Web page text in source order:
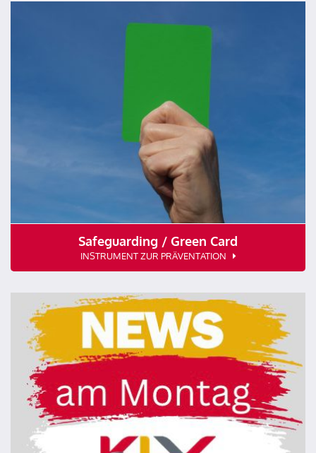
Safeguarding / Green Card
INSTRUMENT ZUR PRÄVENTATION